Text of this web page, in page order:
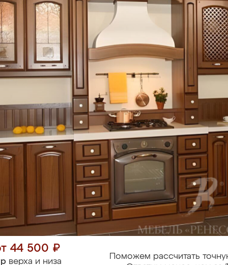
44 500 ₽
верха и низа
Поможем рассчитать